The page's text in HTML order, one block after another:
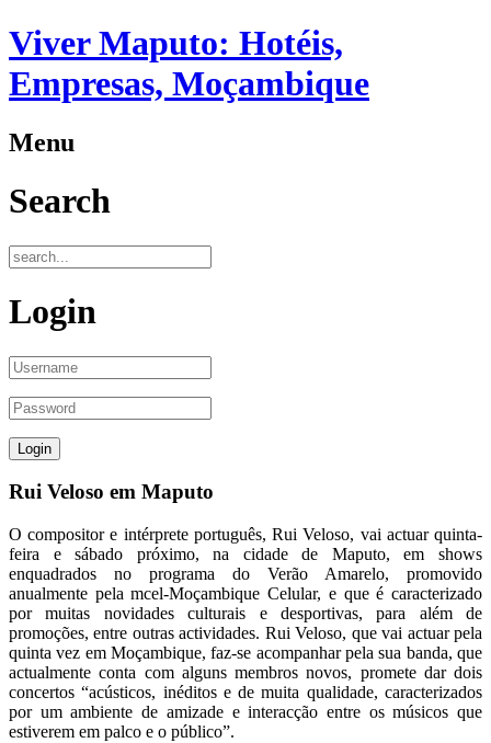
Viver Maputo: Hotéis,
Empresas, Moçambique
Menu
Search
Login
Rui Veloso em Maputo
O compositor e intérprete português, Rui Veloso, vai actuar quinta-
feira e sábado próximo, na cidade de Maputo, em shows
enquadrados no programa do Verão Amarelo, promovido
anualmente pela mcel-Moçambique Celular, e que é caracterizado
por muitas novidades culturais e desportivas, para além de
promoções, entre outras actividades. Rui Veloso, que vai actuar pela
quinta vez em Moçambique, faz-se acompanhar pela sua banda, que
actualmente conta com alguns membros novos, promete dar dois
concertos “acústicos, inéditos e de muita qualidade, caracterizados
por um ambiente de amizade e interacção entre os músicos que
estiverem em palco e o público”.